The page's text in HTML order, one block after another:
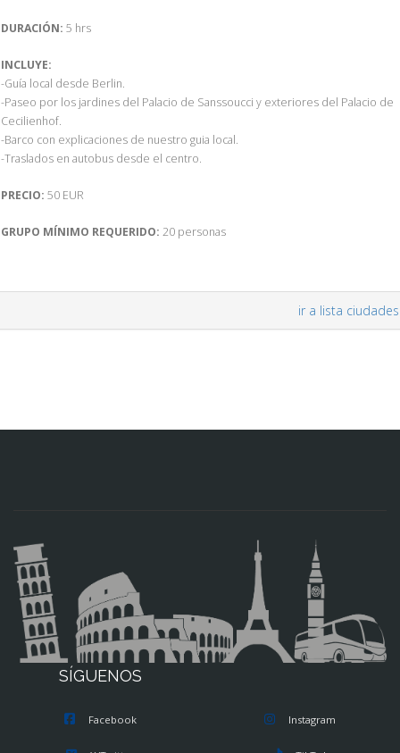
DURACIÓN: 5 hrs
INCLUYE:
-Guía local desde Berlin.
-Paseo por los jardines del Palacio de Sanssoucci y exteriores del Palacio de
Cecilienhof.
-Barco con explicaciones de nuestro guia local.
-Traslados en autobus desde el centro.
PRECIO: 50 EUR
GRUPO MÍNIMO REQUERIDO: 20 personas
ir a lista ciudades
SÍGUENOS
Facebook Instagram